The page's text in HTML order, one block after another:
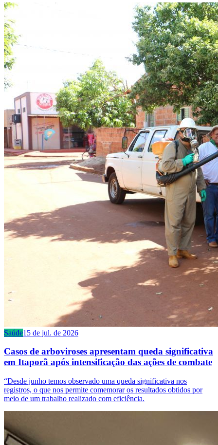
Saúde15 de jul. de 2026
Casos de arboviroses apresentam queda significativa
em Itaporã após intensificação das ações de combate
“Desde junho temos observado uma queda significativa nos
registros, o que nos permite comemorar os resultados obtidos por
meio de um trabalho realizado com eficiência.